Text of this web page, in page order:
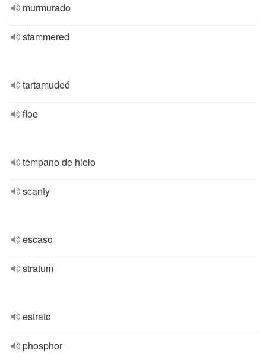
murmurado
stammered
tartamudeó
floe
témpano de hielo
scanty
escaso
stratum
estrato
phosphor